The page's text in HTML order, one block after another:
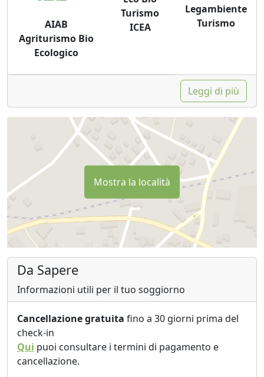
AIAB
Agriturismo Bio
Ecologico
Turismo
ICEA
Legambiente
Turismo
Leggi di più
Mostra la località
Da Sapere
Informazioni utili per il tuo soggiorno
Cancellazione gratuita fino a 30 giorni prima del
check-in
Qui puoi consultare i termini di pagamento e
cancellazione.